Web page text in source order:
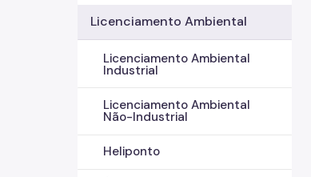
Licenciamento Ambiental
Licenciamento Ambiental
Industrial
Licenciamento Ambiental
Não-Industrial
Heliponto